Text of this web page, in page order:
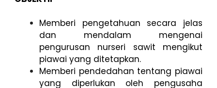
Memberi pengetahuan secara jelas
dan mendalam mengenai
pengurusan nurseri sawit mengikut
piawai yang ditetapkan.
Memberi pendedahan tentang piawai
yang diperlukan oleh pengusaha